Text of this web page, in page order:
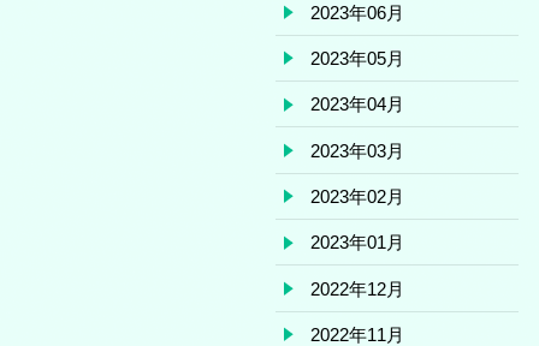
2023年06月
2023年05月
2023年04月
2023年03月
2023年02月
2023年01月
2022年12月
2022年11月